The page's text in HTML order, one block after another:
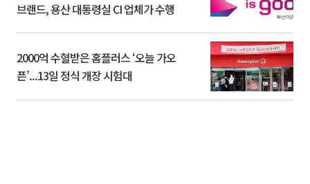
브랜드, 용산 대통령실 CI 업체가 수행
2000억 수혈받은 홈플러스 ‘오늘 가오
픈’...13일 정식 개장 시험대